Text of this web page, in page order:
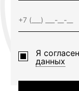
Я
данных